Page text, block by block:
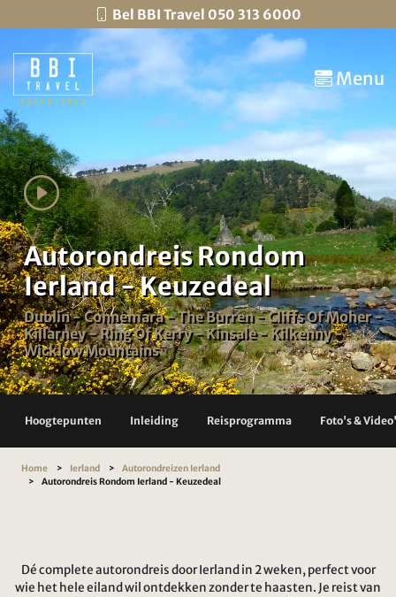
Bel BBI Travel 050 313 6000
Menu
Autorondreis Rondom
Ierland - Keuzedeal
Dublin - Connemara - The Burren - Cliffs Of Moher -
Killarney - Ring Of Kerry - Kinsale - Kilkenny -
Wicklow Mountains
Hoogtepunten Inleiding Reisprogramma Foto's &
Home Ierland
Autorondreizen Ierland
Autorondreis Rondom Ierland - Keuzedeal
Dé complete autorondreis door Ierland in 2 weken, perfect voor
wie het hele eiland wil ontdekken zonder te haasten. Je reist van